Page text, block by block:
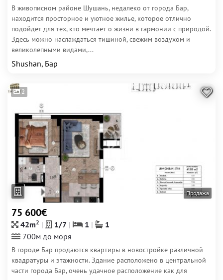
В живописном районе Шушань, недалеко от города Бар,
находится просторное и уютное жилье, которое отлично
подойдет для тех, кто мечтает о жизни в гармонии с природой.
Здесь можно наслаждаться тишиной, свежим воздухом и
великолепными видами,...
Shushan, Бар
2
Продажа
75 600€
42m2 1/7 1
1
700м до моря
В городе Бар продаются квартиры в новостройке различной
квадратуры и этажности. Здание расположено в центральной
части города Бар, очень удачное расположение как для